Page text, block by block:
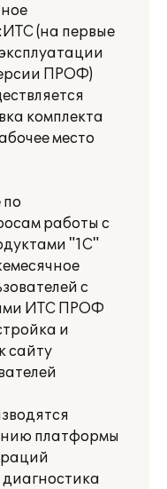
(на первые
ПРОФ)
комплекта
место
по
работы с
"1С"
с
ИТС ПРОФ
и
сайту
платформы